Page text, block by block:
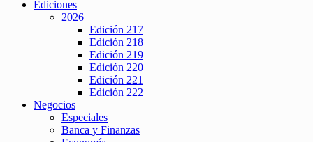
Ediciones
2026
Edición 217
Edición 218
Edición 219
Edición 220
Edición 221
Edición 222
Negocios
Especiales
Banca y Finanzas